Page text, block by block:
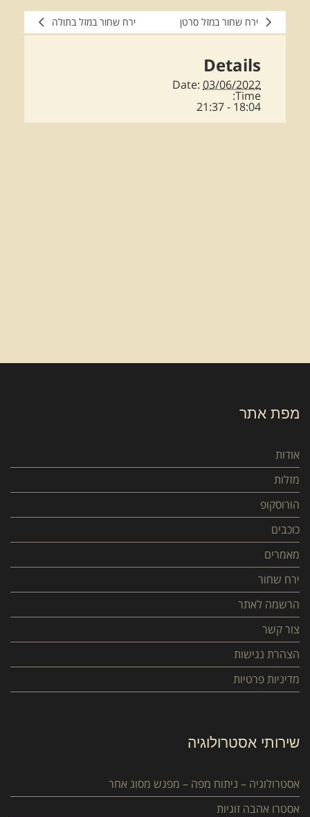
ירח שחור במזל סרטן ירח שחור במזל בתולה
Details
Date: 03/06/2022
Time:
18:04 - 21:37
מפת אתר
אודות
מזלות
הורוסקופ
כוכבים
מאמרים
ירח שחור
הרשמה לאתר
צור קשר
הצהרת נגישות
מדיניות פרטיות
שירותי אסטרולוגיה
אסטרולוגיה – ניתוח מפה – מפגש מסוג אחר
אסטרו אהבה זוגיות